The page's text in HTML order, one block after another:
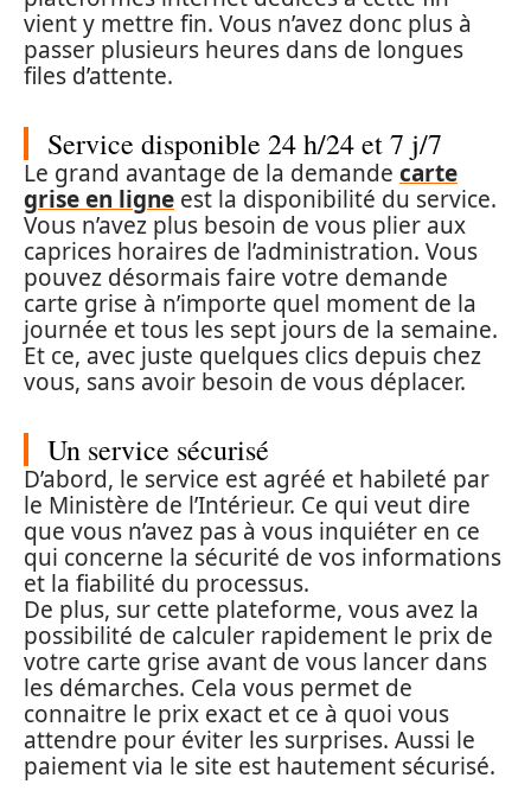
vient y mettre fin. Vous n’avez donc plus à
passer plusieurs heures dans de longues
files d’attente.
Service disponible 24 h/24 et 7 j/7
Le grand avantage de la demande carte
grise en ligne est la disponibilité du service.
Vous n’avez plus besoin de vous plier aux
caprices horaires de l’administration. Vous
pouvez désormais faire votre demande
carte grise à n’importe quel moment de la
journée et tous les sept jours de la semaine.
Et ce, avec juste quelques clics depuis chez
vous, sans avoir besoin de vous déplacer.
Un service sécurisé
D’abord, le service est agréé et habileté par
le Ministère de l’Intérieur. Ce qui veut dire
que vous n’avez pas à vous inquiéter en ce
qui concerne la sécurité de vos informations
et la fiabilité du processus.
De plus, sur cette plateforme, vous avez la
possibilité de calculer rapidement le prix de
votre carte grise avant de vous lancer dans
les démarches. Cela vous permet de
connaitre le prix exact et ce à quoi vous
attendre pour éviter les surprises. Aussi le
paiement via le site est hautement sécurisé.